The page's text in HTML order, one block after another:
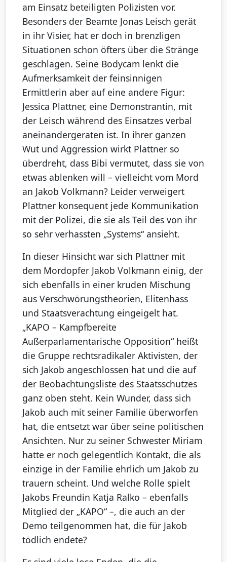
am Einsatz beteiligten Polizisten vor.
Besonders der Beamte Jonas Leisch gerät
in ihr Visier, hat er doch in brenzligen
Situationen schon öfters über die Stränge
geschlagen. Seine Bodycam lenkt die
Aufmerksamkeit der feinsinnigen
Ermittlerin aber auf eine andere Figur:
Jessica Plattner, eine Demonstrantin, mit
der Leisch während des Einsatzes verbal
aneinandergeraten ist. In ihrer ganzen
Wut und Aggression wirkt Plattner so
überdreht, dass Bibi vermutet, dass sie von
etwas ablenken will – vielleicht vom Mord
an Jakob Volkmann? Leider verweigert
Plattner konsequent jede Kommunikation
mit der Polizei, die sie als Teil des von ihr
so sehr verhassten „Systems“ ansieht.
In dieser Hinsicht war sich Plattner mit
dem Mordopfer Jakob Volkmann einig, der
sich ebenfalls in einer kruden Mischung
aus Verschwörungstheorien, Elitenhass
und Staatsverachtung eingeigelt hat.
„KAPO – Kampfbereite
Außerparlamentarische Opposition“ heißt
die Gruppe rechtsradikaler Aktivisten, der
sich Jakob angeschlossen hat und die auf
der Beobachtungsliste des Staatsschutzes
ganz oben steht. Kein Wunder, dass sich
Jakob auch mit seiner Familie überworfen
hat, die entsetzt war über seine politischen
Ansichten. Nur zu seiner Schwester Miriam
hatte er noch gelegentlich Kontakt, die als
einzige in der Familie ehrlich um Jakob zu
trauern scheint. Und welche Rolle spielt
Jakobs Freundin Katja Ralko – ebenfalls
Mitglied der „KAPO“ –, die auch an der
Demo teilgenommen hat, die für Jakob
tödlich endete?